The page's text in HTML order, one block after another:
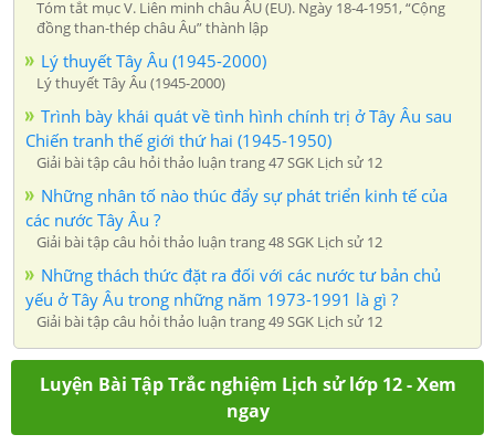
Tóm tắt mục V. Liên minh châu ÂU (EU). Ngày 18-4-1951, “Cộng
đồng than-thép châu Âu” thành lập
Lý thuyết Tây Âu (1945-2000)
Lý thuyết Tây Âu (1945-2000)
Trình bày khái quát về tình hình chính trị ở Tây Âu sau
Chiến tranh thế giới thứ hai (1945-1950)
Giải bài tập câu hỏi thảo luận trang 47 SGK Lịch sử 12
Những nhân tố nào thúc đẩy sự phát triển kinh tế của
các nước Tây Âu ?
Giải bài tập câu hỏi thảo luận trang 48 SGK Lịch sử 12
Những thách thức đặt ra đối với các nước tư bản chủ
yếu ở Tây Âu trong những năm 1973-1991 là gì ?
Giải bài tập câu hỏi thảo luận trang 49 SGK Lịch sử 12
Luyện Bài Tập Trắc nghiệm Lịch sử lớp 12 - Xem
ngay